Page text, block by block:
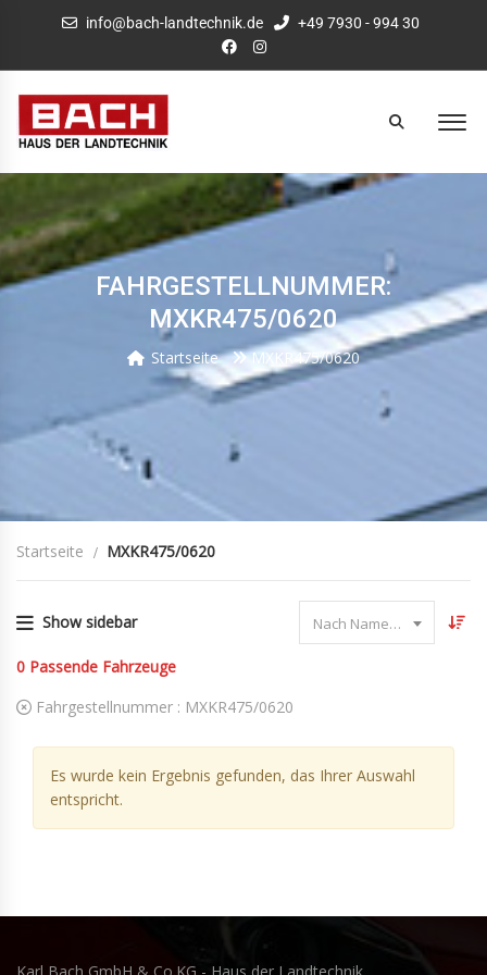
info@bach-landtechnik.de +49 7930 - 994 30
FAHRGESTELLNUMMER:
MXKR475/0620
Startseite MXKR475/0620
Startseite MXKR475/0620
Show sidebar Nach Name sortieren
0 Passende Fahrzeuge
Fahrgestellnummer : MXKR475/0620
Es wurde kein Ergebnis gefunden, das Ihrer Auswahl
entspricht.